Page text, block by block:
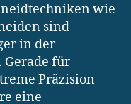
wie
sind
in der
Gerade für
Präzision
eine